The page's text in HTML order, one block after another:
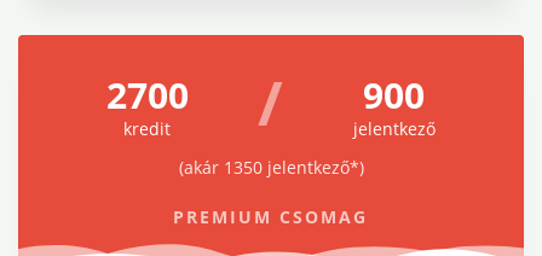
2700
kredit / 900
jelentkező
(akár 1350 jelentkező*)
PREMIUM CSOMAG